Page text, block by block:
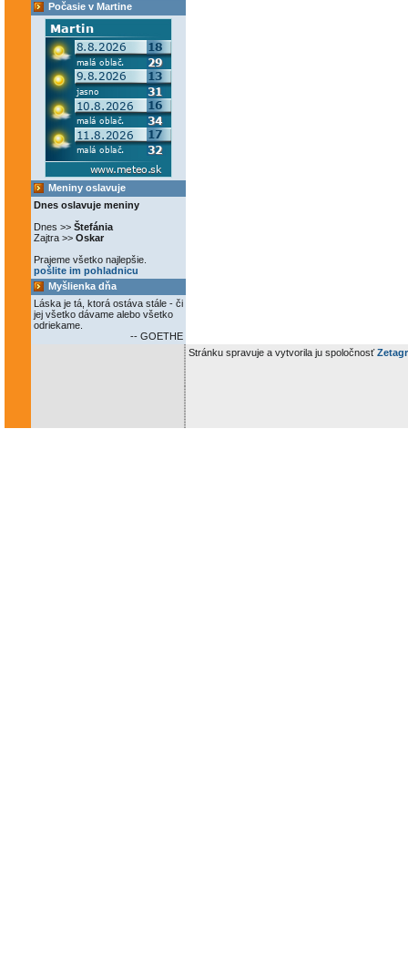
Počasie v Martine
Meniny oslavuje
Dnes oslavuje meniny
Dnes >> Štefánia
Zajtra >> Oskar
Prajeme všetko najlepšie.
pošlite im pohladnicu
Myšlienka dňa
Láska je tá, ktorá ostáva stále - či
jej všetko dávame alebo všetko
odriekame.
-- GOETHE
Stránku spravuje a vytvorila ju spoločnosť